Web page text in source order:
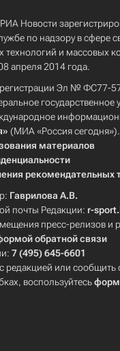
Новости
по надзору в сфере
и массовых
апреля 2014 года.
регистрации Эл № ФС77-
государственное
(МИА «Россия сегодня»).
материалов
рекомендательных
Гаврилова А.В.
почты Редакции: r-
пресс-релизов и
обратной связи
7 (495) 645-6601
редакцией или сообщить
воспользуйтесь